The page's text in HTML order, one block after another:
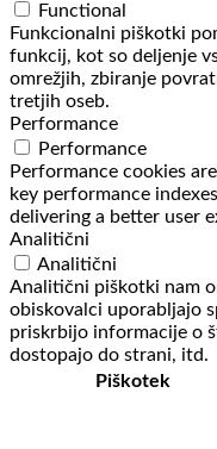
Functional
Funkcionalni piškotki
funkcij, kot so deljenje
omrežjih, zbiranje
tretjih oseb.
Performance
Performance
Performance cookies
key performance
delivering a better user
Analitični
Analitični
Analitični piškotki nam
obiskovalci uporabljajo
priskrbijo informacije o
dostopajo do strani, itd.
Piškotek